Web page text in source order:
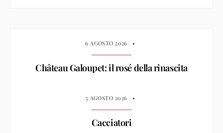
6 AGOSTO 2026 •
Château Galoupet: il rosé della rinascita
5 AGOSTO 2026 •
Cacciatori